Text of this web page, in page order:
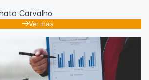
Carvalho
Ver mais